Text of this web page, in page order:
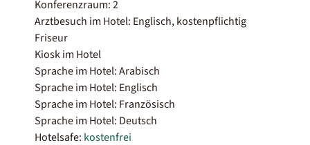
Konferenzraum: 2
Arztbesuch im Hotel: Englisch, kostenpflichtig
Friseur
Kiosk im Hotel
Sprache im Hotel: Arabisch
Sprache im Hotel: Englisch
Sprache im Hotel: Französisch
Sprache im Hotel: Deutsch
Hotelsafe: kostenfrei